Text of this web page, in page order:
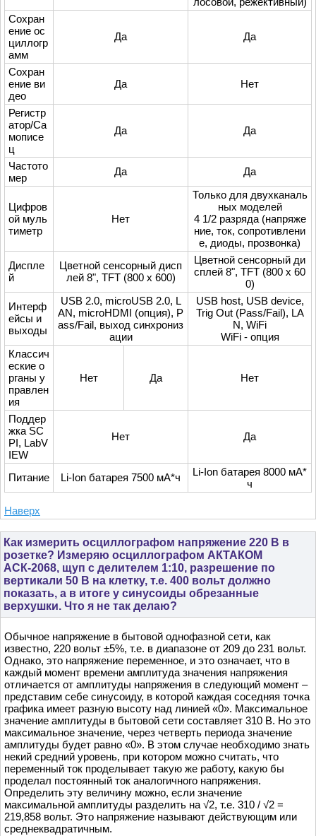
Сохран
ение ос
циллогр
амм
Да Да
Сохран
ение ви
део
Да Нет
Регистр
атор/Са
мописе
ц
Да Да
Частото
мер
Да Да
Цифров
ой муль
тиметр
Нет
Только для двухканаль
ных моделей
4 1/2 разряда (напряже
ние, ток, сопротивлени
е, диоды, прозвонка)
Диспле
й
Цветной сенсорный дисп
лей 8", TFT (800 х 600)
Цветной сенсорный ди
сплей 8", TFT (800 х 60
0)
Интерф
ейсы и
выходы
USB 2.0, microUSB 2.0, L
AN, microHDMI (опция), P
ass/Fail, выход синхрониз
ации
USB host, USB device,
Trig Out (Pass/Fail), LA
N, WiFi
WiFi - опция
Классич
еские о
рганы у
правлен
ия
Нет Да Нет
Поддер
жка SC
PI, LabV
IEW
Нет Да
Питание Li-Ion батарея 7500 мА*ч
Li-Ion батарея 8000 мА*
ч
Наверх
Как измерить осциллографом напряжение 220 В в
розетке? Измеряю осциллографом АКТАКОМ
АСК-2068, щуп с делителем 1:10, разрешение по
вертикали 50 В на клетку, т.е. 400 вольт должно
показать, а в итоге у синусоиды обрезанные
верхушки. Что я не так делаю?
Обычное напряжение в бытовой однофазной сети, как
известно, 220 вольт ±5%, т.е. в диапазоне от 209 до 231 вольт.
Однако, это напряжение переменное, и это означает, что в
каждый момент времени амплитуда значения напряжения
отличается от амплитуды напряжения в следующий момент –
представим себе синусоиду, в которой каждая соседняя точка
графика имеет разную высоту над линией «0». Максимальное
значение амплитуды в бытовой сети составляет 310 В. Но это
максимальное значение, через четверть периода значение
амплитуды будет равно «0». В этом случае необходимо знать
некий средний уровень, при котором можно считать, что
переменный ток проделывает такую же работу, какую бы
проделал постоянный ток аналогичного напряжения.
Определить эту величину можно, если значение
максимальной амплитуды разделить на √2, т.е. 310 / √2 =
219,858 вольт. Это напряжение называют действующим или
среднеквадратичным.